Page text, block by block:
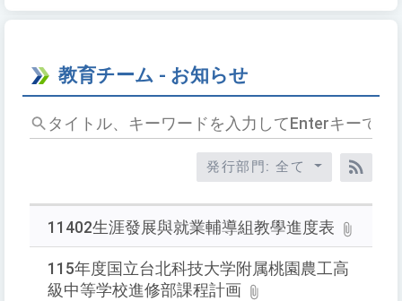
教育チーム - お知らせ
タ
イ
キ
ワ
発行部門: 全て
RSS
11402生涯發展與就業輔導組教學進度表
115年度国立台北科技大学附属桃園農工高
級中等学校進修部課程計画